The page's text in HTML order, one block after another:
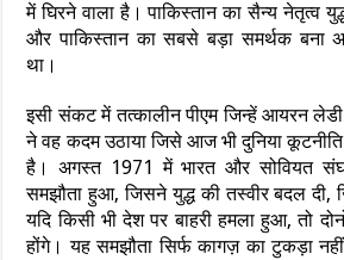
में घिरने वाला है। पाकिस्तान का सैन्य नेतृत्व
और पाकिस्तान का सबसे बड़ा समर्थक बना
था।
इसी संकट में तत्कालीन पीएम जिन्हें आयरन लेडी
ने वह कदम उठाया जिसे आज भी दुनिया
है। अगस्त 1971 में भारत और सोवियत
समझौता हुआ, जिसने युद्ध की तस्वीर बदल दी,
यदि किसी भी देश पर बाहरी हमला हुआ, तो
होंगे। यह समझौता सिर्फ कागज़ का टुकड़ा